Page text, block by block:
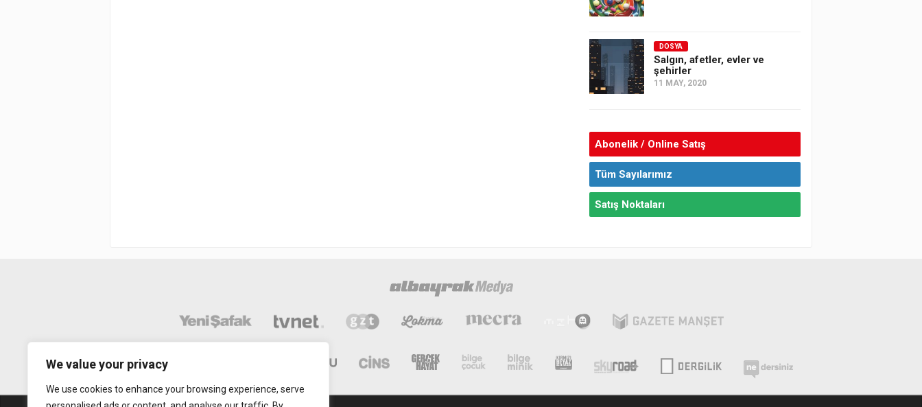
We value your privacy
We use cookies to enhance your browsing experience, serve
DOSYA
Salgın, afetler, evler ve
şehirler
11 MAY, 2020
Abonelik / Online Satış
Tüm Sayılarımız
Satış Noktaları